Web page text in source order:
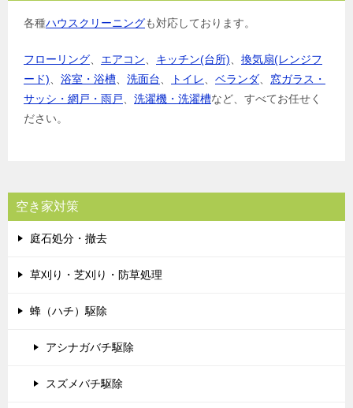
各種ハウスクリーニングも対応しております。
フローリング エアコン キッチン(台所)
換気扇(レンジフ
ード)
浴室・浴槽 洗面台 トイレ ベランダ
窓ガラス・
サッシ・網戸・雨戸
洗濯機・洗濯槽など、すべてお任せく
ださい。
空き家対策
庭石処分・撤去
草刈り・芝刈り・防草処理
蜂（ハチ）駆除
アシナガバチ駆除
スズメバチ駆除